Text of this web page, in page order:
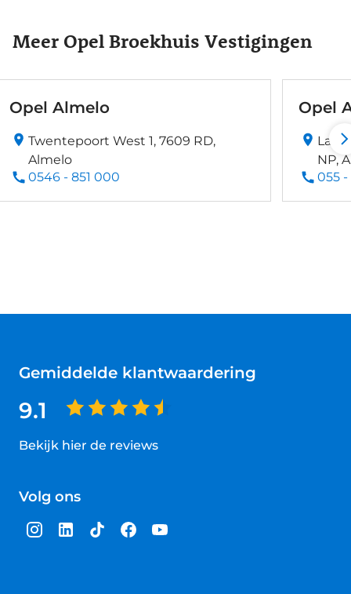
Meer Opel Broekhuis Vestigingen
Opel Almelo
Twentepoort West 1, 7609 RD,
Almelo
0546 - 851 000
Opel
NP,
055
Gemiddelde klantwaardering
9.1
Bekijk hier de reviews
van
sterren
Volg ons